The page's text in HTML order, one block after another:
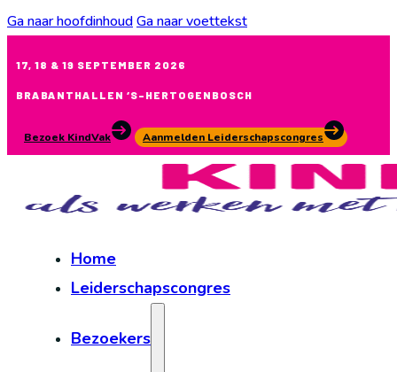
Ga naar hoofdinhoudGa naar voettekst
17, 18 & 19 SEPTEMBER 2026
BRABANTHALLEN ‘S-HERTOGENBOSCH
Bezoek KindVak Aanmelden Leiderschapscongres
Home
Leiderschapscongres
Bezoekers